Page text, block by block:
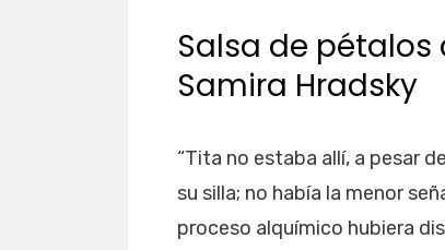
Salsa de
Samira Hradsky
“Tita no estaba allí, a pesar
su silla; no había la menor
proceso alquímico hubiera